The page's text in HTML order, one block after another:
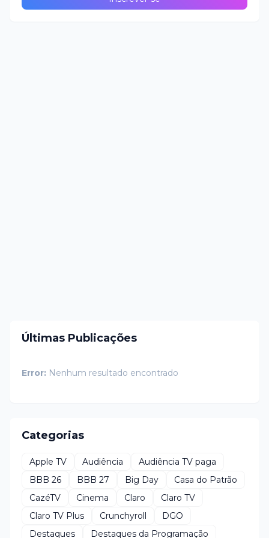
Últimas Publicações
Error: Nenhum resultado encontrado
Categorias
Apple TV Audiência
Audiência TV paga
BBB 26
BBB 27 Big Day
Casa do Patrão
CazéTV
Cinema Claro
Claro TV
Claro TV Plus
Crunchyroll
DGO
Destaques
Destaques da Programação